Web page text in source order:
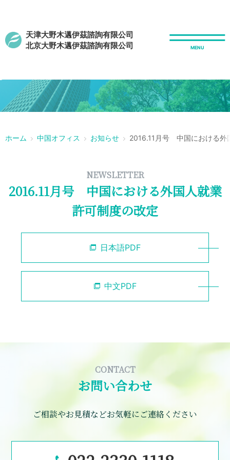
天津大野木邁伊茲諮詢有限公司
北京大野木邁伊茲諮詢有限公司
ホーム 中国オフィス お知らせ 2016.11月号 中国における外
NEWSLETTER
2016.11月号 中国における外国人就業
許可制度の改定
日本語PDF
中文PDF
CONTACT
お問い合わせ
ご相談やお見積などお気軽にご連絡ください